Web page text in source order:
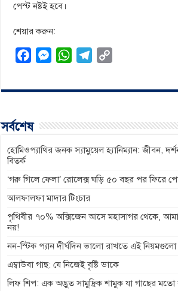
পেস্ট নষ্টই হবে।
শেয়ার করুন:
c
o
o
M
s
g
r
W
a
p
l
a
p
n
সর্বশেষ
হোমিওপ্যাথির জনক স্যামুয়েল হ্যানিম্যান: জীবন,
বিতর্ক
‘গরু গিলে ফেলা’ রোলেক্স ঘড়ি ৫০ বছর পর ফিরে
আলফালফা মাদার টিংচার
পৃথিবীর ৭০% অক্সিজেন আসে মহাসাগর থেকে,
নয়!
নন-স্টিক প্যান দীর্ঘদিন ভালো রাখতে এই
এম্বাউবা গাছ: যে নিজেই বৃষ্টি ডাকে
লিফ শিপ: এক অদ্ভুত সামুদ্রিক শামুক যা গাছের